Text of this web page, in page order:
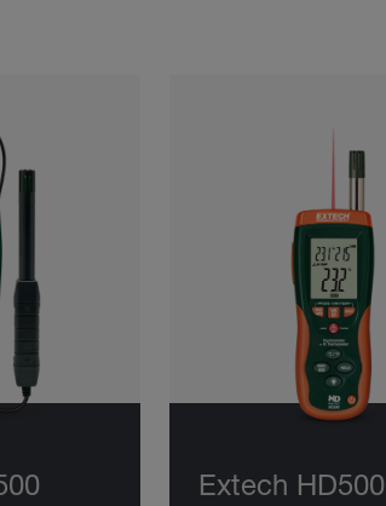
Extech HD500